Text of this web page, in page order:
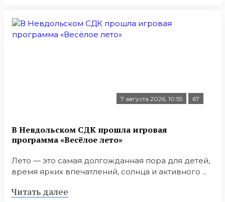
7 августа 2026, 10:55 67
В Невдольском СДК прошла игровая
программа «Весёлое лето»
Лето — это самая долгожданная пора для детей,
время ярких впечатлений, солнца и активного ...
Читать далее